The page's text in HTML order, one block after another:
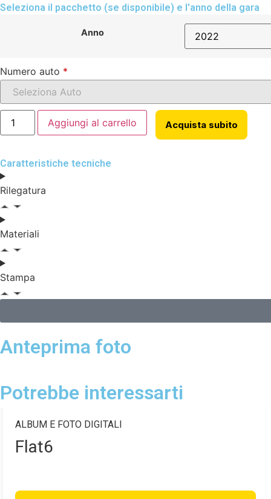
Seleziona il pacchetto (se disponibile) e l'anno della gara
Anno
Numero auto *
Aggiungi al carrello Acquista subito
Caratteristiche tecniche
Rilegatura
Materiali
Stampa
Anteprima foto
Potrebbe interessarti
ALBUM E FOTO DIGITALI
Flat6